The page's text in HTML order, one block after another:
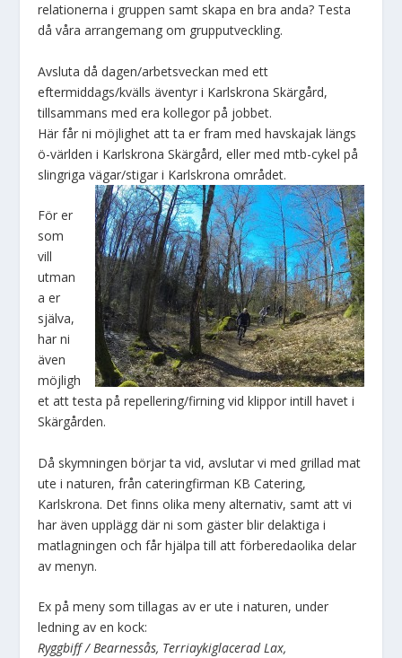
relationerna i gruppen samt skapa en bra anda? Testa
då våra arrangemang om grupputveckling.
Avsluta då dagen/arbetsveckan med ett
eftermiddags/kvälls äventyr i Karlskrona Skärgård,
tillsammans med era kollegor på jobbet.
Här får ni möjlighet att ta er fram med havskajak längs
ö-världen i Karlskrona Skärgård, eller med mtb-cykel på
slingriga vägar/stigar i Karlskrona området.
För er
som
vill
utman
a er
själva,
har ni
även
möjligh
et att testa på repellering/firning vid klippor intill havet i
Skärgården.
Då skymningen börjar ta vid, avslutar vi med grillad mat
ute i naturen, från cateringfirman KB Catering,
Karlskrona. Det finns olika meny alternativ, samt att vi
har även upplägg där ni som gäster blir delaktiga i
matlagningen och får hjälpa till att förberedaolika delar
av menyn.
Ex på meny som tillagas av er ute i naturen, under
ledning av en kock:
Ryggbiff / Bearnessås, Terriaykiglacerad Lax,